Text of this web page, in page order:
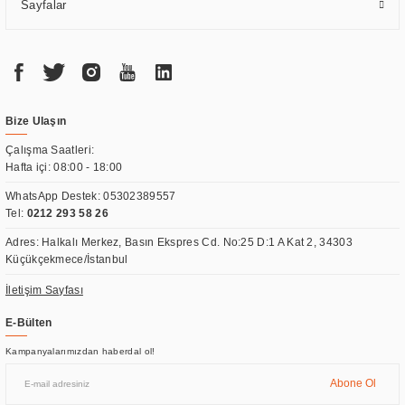
Sayfalar
Bize Ulaşın
Çalışma Saatleri:
Hafta içi: 08:00 - 18:00
WhatsApp Destek:05302389557
Tel: 0212 293 58 26
Adres: Halkalı Merkez, Basın Ekspres Cd. No:25 D:1 A Kat 2, 34303
Küçükçekmece/İstanbul
İletişim Sayfası
E-Bülten
Kampanyalarımızdan haberdal ol!
Abone Ol